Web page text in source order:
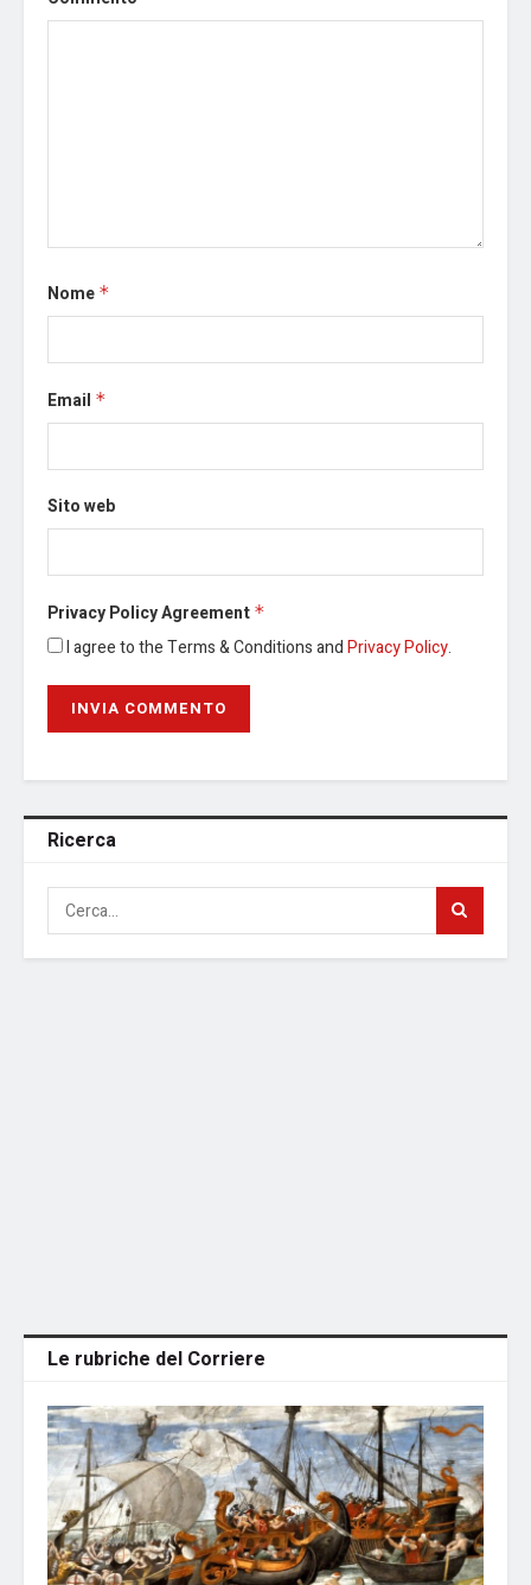
Nome *
Email *
Sito web
Privacy Policy Agreement *
I agree to the Terms & Conditions andPrivacy Policy.
Ricerca
Le rubriche del Corriere